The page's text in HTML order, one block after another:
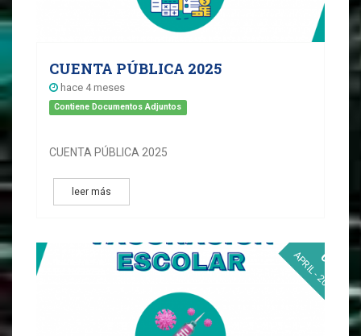
CUENTA PÚBLICA 2025
hace 4 meses
Contiene Documentos Adjuntos
CUENTA PÚBLICA 2025
leer más
01
APRIL - 2026